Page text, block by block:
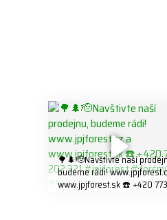
🌳🌲🫡Navštivte naší
budeme rádi!
www.jpjforest.sk ☎️ +420 773